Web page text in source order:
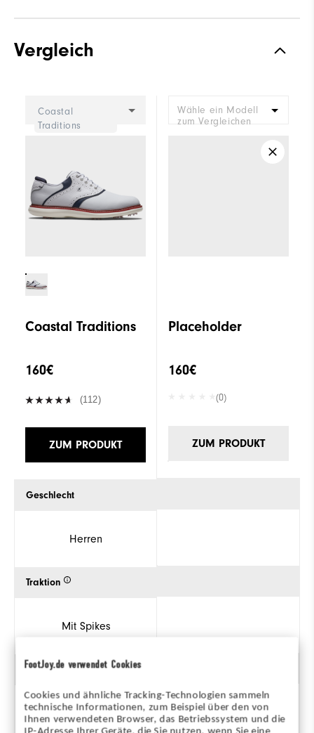
FootJoy.de verwendet Cookies
Cookies und ähnliche Tracking-Technologien sammeln
technische Informationen, zum Beispiel über den von
Ihnen verwendeten Browser, das Betriebssystem und die
Stabilité
Vergleich
Coastal
Traditions
Coastal Traditions
160€
(112)
ZUM PRODUKT
Geschlecht
Herren
Traktion
Mit Spikes
Stil
Klassisch
Wähle ein Modell
zum Vergleichen
Placeholder
160€
(0)
ZUM PRODUKT